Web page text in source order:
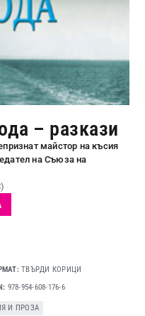
– разкази
майстор на късия
на Съюза на
ТВЪРДИ КОРИЦИ
978-954-608-176-6
И ПРОЗА